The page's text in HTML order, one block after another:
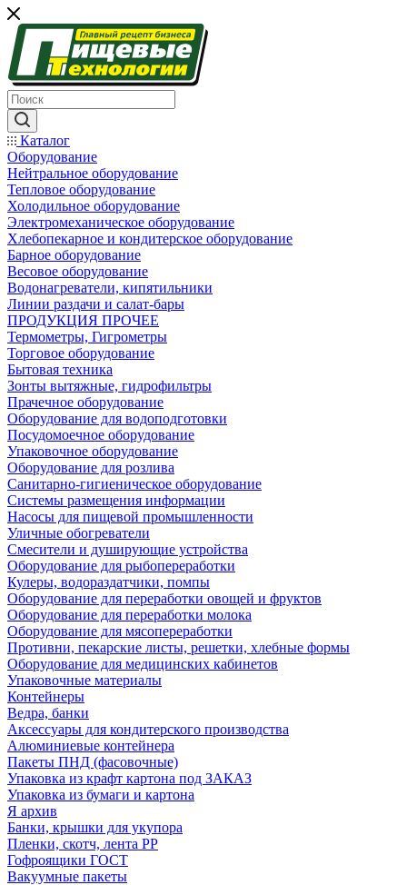
Каталог
Оборудование
Нейтральное оборудование
Тепловое оборудование
Холодильное оборудование
Электромеханическое оборудование
Хлебопекарное и кондитерское оборудование
Барное оборудование
Весовое оборудование
Водонагреватели, кипятильники
Линии раздачи и салат-бары
ПРОДУКЦИЯ ПРОЧЕЕ
Термометры, Гигрометры
Торговое оборудование
Бытовая техника
Зонты вытяжные, гидрофильтры
Прачечное оборудование
Оборудование для водоподготовки
Посудомоечное оборудование
Упаковочное оборудование
Оборудование для розлива
Санитарно-гигиеническое оборудование
Системы размещения информации
Насосы для пищевой промышленности
Уличные обогреватели
Смесители и душирующие устройства
Оборудование для рыбопереработки
Кулеры, водораздатчики, помпы
Оборудование для переработки овощей и фруктов
Оборудование для переработки молока
Оборудование для мясопереработки
Противни, пекарские листы, решетки, хлебные формы
Оборудование для медицинских кабинетов
Упаковочные материалы
Контейнеры
Ведра, банки
Аксессуары для кондитерского производства
Алюминиевые контейнера
Пакеты ПНД (фасовочные)
Упаковка из крафт картона под ЗАКАЗ
Упаковка из бумаги и картона
Я архив
Банки, крышки для укупора
Пленки, скотч, лента РР
Гофроящики ГОСТ
Вакуумные пакеты